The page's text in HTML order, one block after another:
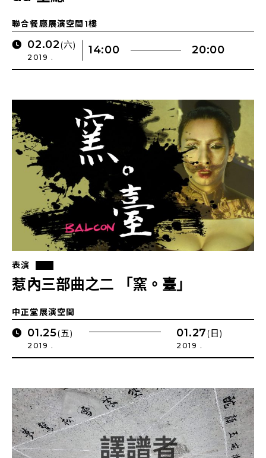
聯合餐廳展演空間1樓
02.02(六)
2019 .
14:00 20:00
表演
惹內三部曲之二 「窯。臺」
中正堂展演空間
01.25(五)
2019 .
01.27(日)
2019 .